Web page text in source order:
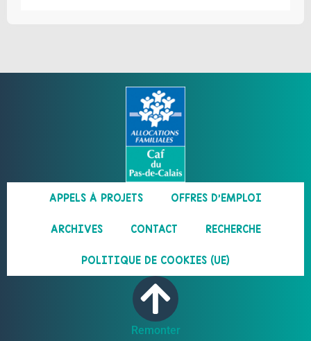
APPELS À PROJETS OFFRES D’EMPLOI
ARCHIVES CONTACT RECHERCHE
POLITIQUE DE COOKIES (UE)
Remonter